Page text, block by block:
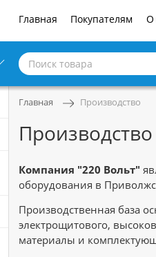
Главная Покупателям О
Главная Производство
Производство
Компания "220 Вольт"
оборудования в
Производственная база
электрощитового,
материалы и